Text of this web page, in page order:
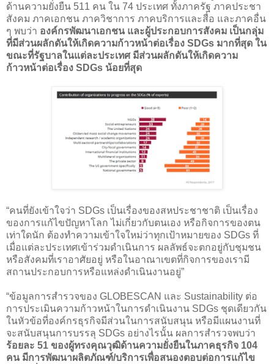
ด้านความยั่งยืน 511 คน ใน 74 ประเทศ ทั้งภาครัฐ ภาคประชา
สังคม ภาคเอกชน ภาควิชาการ ภาคบริการและสื่อ และภาคอื่น
ๆ พบว่า องค์กรพัฒนาเอกชน และผู้ประกอบการสังคม เป็นกลุ่ม
ที่มีส่วนผลักดันให้เกิดความก้าวหน้าต่อเรื่อง SDGs มากที่สุด ใน
ขณะที่รัฐบาลในแต่ละประเทศ มีส่วนผลักดันให้เกิดความ
ก้าวหน้าต่อเรื่อง SDGs น้อยที่สุด
“คนที่ยังเข้าใจว่า SDGs เป็นเรื่องของสหประชาชาติ เป็นเรื่อง
ของการแก้ไขปัญหาโลก ไม่เกี่ยวกับตนเอง หรือกิจการของตน
เท่าใดนัก ต้องทำความเข้าใจใหม่ว่าทุกเป้าหมายของ SDGs ที่
เมื่อแต่ละประเทศเข้าร่วมดำเนินการ ผลลัพธ์จะตกอยู่กับชุมชน
หรือสังคมที่เราอาศัยอยู่ หรือในอาณาเขตที่กิจการของเรามี
สถานประกอบการหรือแหล่งดำเนินงานอยู่”
“ข้อมูลการสำรวจของ GLOBESCAN และ Sustainability ต่อ
การประเมินความก้าวหน้าในการดำเนินงาน SDGs ชุดเดียวกัน
ในหัวข้อที่องค์กรธุรกิจมีส่วนในการสนับสนุน หรือมีแผนงานที่
จะสนับสนุนการบรรลุ SDGs อย่างไรนั้น ผลการสำรวจพบว่า
ร้อยละ 51 ของผู้ทรงคุณวุฒิด้านความยั่งยืนในภาคธุรกิจ 104
คน มีการพัฒนาผลิตภัณฑ์/บริการเพื่อสนองตอบต่อการแก้ไข